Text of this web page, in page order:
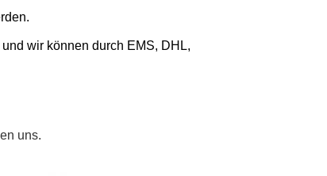
wir können durch EMS, DHL,
uns.